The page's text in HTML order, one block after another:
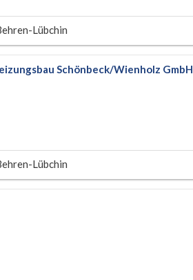
Lübchin
Schönbeck/Wienholz GmbH
Lübchin